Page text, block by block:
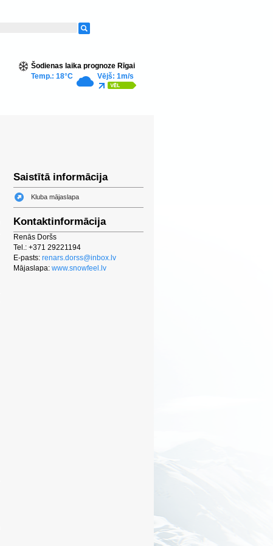
Šodienas laika prognoze Rīgai
Temp.: 18°C
Vējš: 1m/s
Saistītā informācija
Kluba mājaslapa
Kontaktinformācija
Renās Doršs
Tel.: +371 29221194
E-pasts: renars.dorss@inbox.lv
Mājaslapa: www.snowfeel.lv